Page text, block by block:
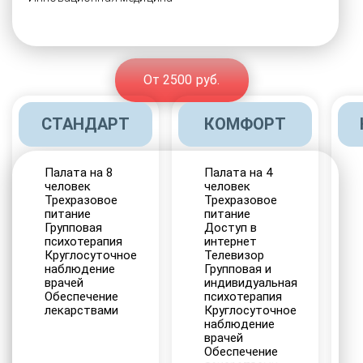
От 2500 руб.
СТАНДАРТ
Палата на 8
человек
Трехразовое
питание
Групповая
психотерапия
Круглосуточное
наблюдение
врачей
Обеспечение
лекарствами
КОМФОРТ
Палата на 4
человек
Трехразовое
питание
Доступ в
интернет
Телевизор
Групповая и
индивидуальная
психотерапия
Круглосуточное
наблюдение
врачей
Обеспечение